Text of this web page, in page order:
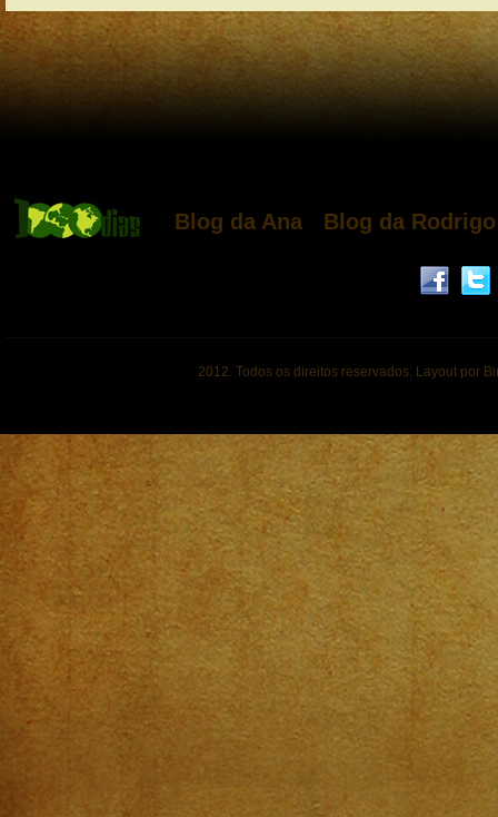
Blog da Ana Blog da Rodrigo
2012. Todos os direitos reservados. Layout por